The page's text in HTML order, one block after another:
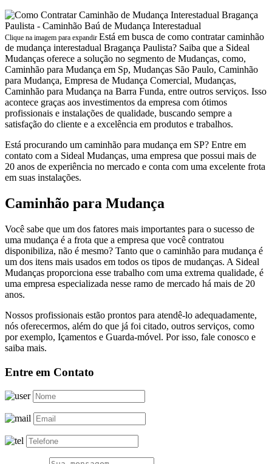
Clique na imagem para expandir Está em busca de como contratar caminhão
de mudança interestadual Bragança Paulista? Saiba que a Sideal
Mudanças oferece a solução no segmento de Mudanças, como,
Caminhão para Mudança em Sp, Mudanças São Paulo, Caminhão
para Mudança, Empresa de Mudança Comercial, Mudanças,
Caminhão para Mudança na Barra Funda, entre outros serviços. Isso
acontece graças aos investimentos da empresa com ótimos
profissionais e instalações de qualidade, buscando sempre a
satisfação do cliente e a excelência em produtos e trabalhos.
Está procurando um caminhão para mudança em SP? Entre em
contato com a Sideal Mudanças, uma empresa que possui mais de
20 anos de experiência no mercado e conta com uma excelente frota
em suas instalações.
Caminhão para Mudança
Você sabe que um dos fatores mais importantes para o sucesso de
uma mudança é a frota que a empresa que você contratou
disponibiliza, não é mesmo? Tanto que o caminhão para mudança é
um dos itens mais usados em todos os tipos de mudanças. A Sideal
Mudanças proporciona esse trabalho com uma extrema qualidade, é
uma empresa especializada nesse ramo de mercado há mais de 20
anos.
Nossos profissionais estão prontos para atendê-lo adequadamente,
nós oferecermos, além do que já foi citado, outros serviços, como
por exemplo, Içamentos e Guarda-móvel. Por isso, fale conosco e
saiba mais.
Entre em Contato